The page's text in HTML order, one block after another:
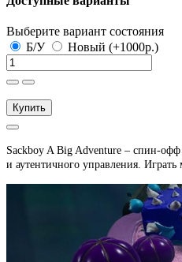
Выберите вариант состояния
Б/У
Новый (+1000р.)
Купить
Sackboy A Big Adventure – спин-
и аутентичного управления.